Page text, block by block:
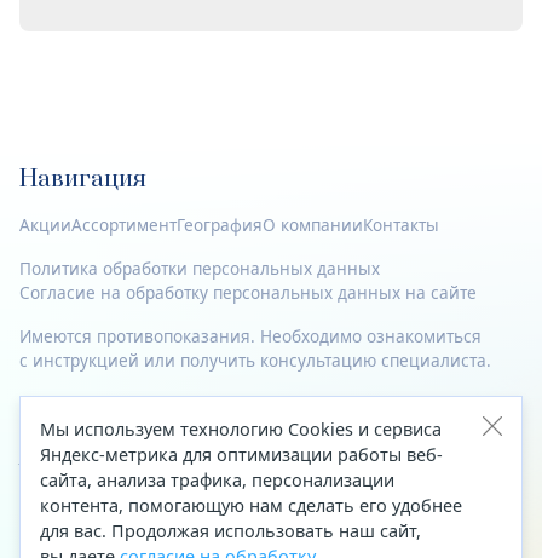
Навигация
АкцииАссортиментГеографияО компанииКонтакты
Политика обработки персональных данных
Согласие на обработку персональных данных на сайте
Имеются противопоказания. Необходимо ознакомиться
с инструкцией или получить консультацию специалиста.
© 2023—2026 Все права защищены.
Адрес
Архангельск, ул. Папанина, д. 19 (вход в здание со стороны
автоцентра «Тойота»)
Мы используем технологию Cookies и сервиса
Яндекс-метрика для оптимизации работы веб-
сайта, анализа трафика, персонализации
контента, помогающую нам сделать его удобнее
для вас. Продолжая использовать наш сайт,